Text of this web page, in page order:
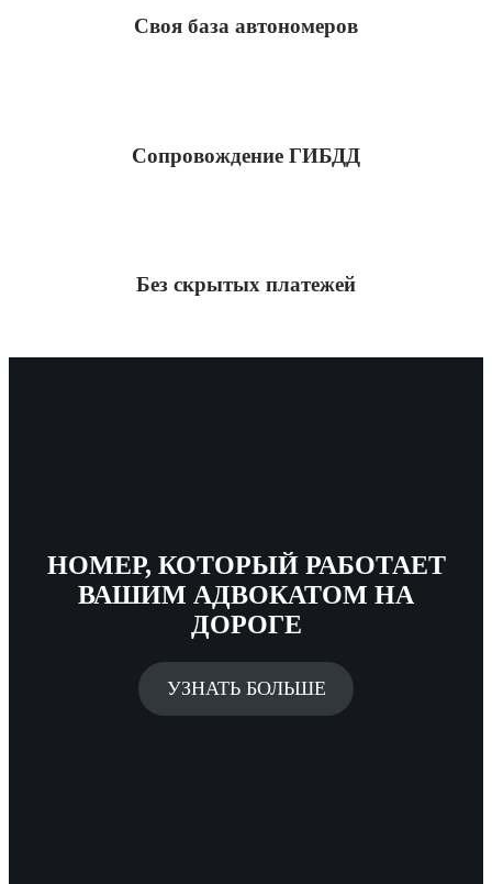
Своя база автономеров
Сопровождение ГИБДД
Без скрытых платежей
НОМЕР, КОТОРЫЙ РАБОТАЕТ
ВАШИМ АДВОКАТОМ НА
ДОРОГЕ
УЗНАТЬ БОЛЬШЕ